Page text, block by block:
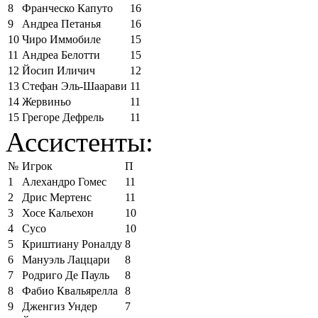
8
Франческо Капуто
16
9
Андреа Петанья
16
10 Чиро Иммобиле
15
11 Андреа Белотти
15
12 Йосип Иличич
12
13 Стефан Эль-Шаарави 11
14 Жервиньо
11
15 Грегоре Дефрель 11
Ассистенты:
№ Игрок
П
1
Алехандро Гомес
11
2
Дрис Мертенс
11
3
Хосе Кальехон
10
4
Сусо
10
5
Криштиану Роналду 8
6
Мануэль Лаццари
8
7
Родриго Де Пауль
8
8
Фабио Квальярелла
8
9
Дженгиз Ундер
7